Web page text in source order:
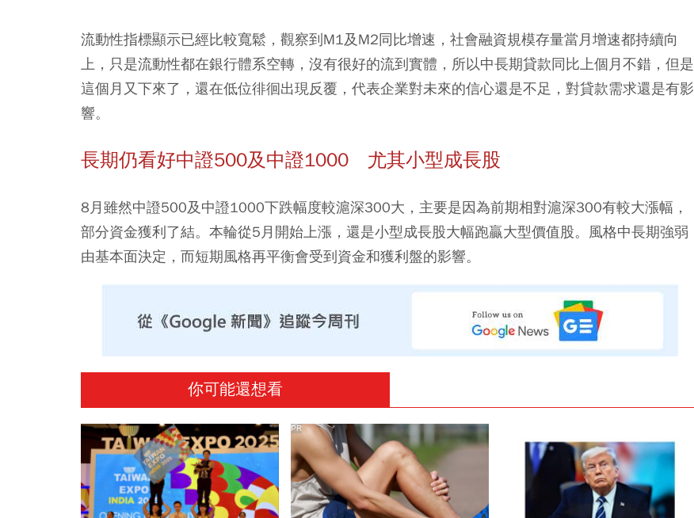
流動性指標顯示已經比較寬鬆，觀察到M1及M2同比增速，社會融資規模存量當月增速都持續向
上，只是流動性都在銀行體系空轉，沒有很好的流到實體，所以中長期貸款同比上個月不錯，但是
這個月又下來了，還在低位徘徊出現反覆，代表企業對未來的信心還是不足，對貸款需求還是有影
響。
長期仍看好中證500及中證1000 尤其小型成長股
8月雖然中證500及中證1000下跌幅度較滬深300大，主要是因為前期相對滬深300有較大漲幅，
部分資金獲利了結。本輪從5月開始上漲，還是小型成長股大幅跑贏大型價值股。風格中長期強弱
由基本面決定，而短期風格再平衡會受到資金和獲利盤的影響。
你可能還想看
PR